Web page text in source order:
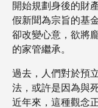
開始規劃身後的財
假新聞為宗旨的基
卻改變心意，欲將
的家管繼承。
過去，人們對於預
法，或許是因為與
近年來，這種觀念